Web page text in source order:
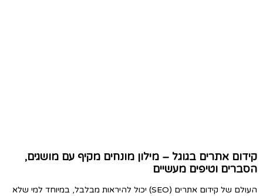
קידום אתרים בגוגל – מילון מונחים מקיף עם מושגים,
הסברים וטיפים מעשיים
העולם של קידום אתרים (SEO) יכול להיראות מבלבל, במיוחד למי שלא